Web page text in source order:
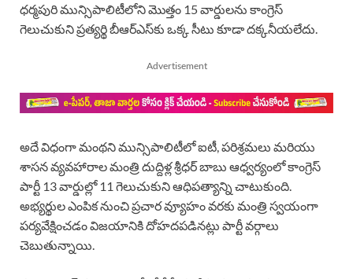
ధర్మపురి మున్సిపాలిటీలోని మొత్తం 15 వార్డులను కాంగ్రెస్
గెలుచుకుని ప్రత్యర్థి బీఆర్ఎస్‌కు ఒక్క సీటు కూడా దక్కనీయలేదు.
Advertisement
అదే విధంగా మంథని మున్సిపాలిటీలో ఐటీ, పరిశ్రమలు మరియు
శాసన వ్యవహారాల మంత్రి దుద్దిళ్ల శ్రీధర్ బాబు ఆధ్వర్యంలో కాంగ్రెస్
పార్టీ 13 వార్డుల్లో 11 గెలుచుకుని ఆధిపత్యాన్ని చాటుకుంది.
అభ్యర్థుల ఎంపిక నుంచి ప్రచార వ్యూహం వరకు మంత్రి స్వయంగా
పర్యవేక్షించడం విజయానికి దోహదపడినట్లు పార్టీ వర్గాలు
చెబుతున్నాయి.